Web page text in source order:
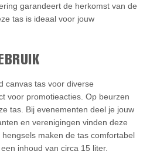
garandeert de herkomst van de
tas is ideaal voor jouw
canvas tas voor diverse
voor promotieacties. Op beurzen
tas. Bij evenementen deel je jouw
en verenigingen vinden deze
maken de tas comfortabel
inhoud van circa 15 liter.